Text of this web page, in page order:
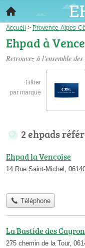
Accueil > Provence-Alpes-
Ehpad à Vence
Retrouvez à l'ensemble des
Filtrer
par marque
2 ehpads
Ehpad la Vencoise
14 Rue Saint-Michel,
Téléphone
La Bastide des
275 chemin de la Tour,